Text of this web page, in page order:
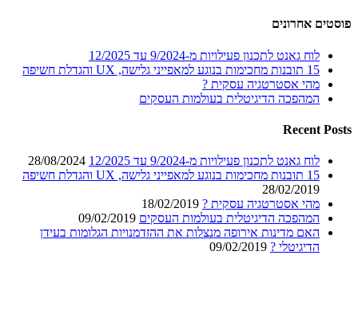
פוסטים אחרונים
לוח גאנט לתכנון פעילויות מ-9/2024 עד 12/2025
15 תובנות מחכימות בנוגע למאפייני גלישה, UX והגדלת חשיפה
מהי אסטרטגיה עסקית ?
המהפכה הדיגיטלית בעולמות העסקים
Recent Posts
לוח גאנט לתכנון פעילויות מ-9/2024 עד 12/2025
28/08/2024
15 תובנות מחכימות בנוגע למאפייני גלישה, UX והגדלת חשיפה
28/02/2019
מהי אסטרטגיה עסקית ? 18/02/2019
המהפכה הדיגיטלית בעולמות העסקים 09/02/2019
האם מדינות אירופה מנצלות את ההזדמנויות הגלומות בעידן
הדיגיטלי ? 09/02/2019